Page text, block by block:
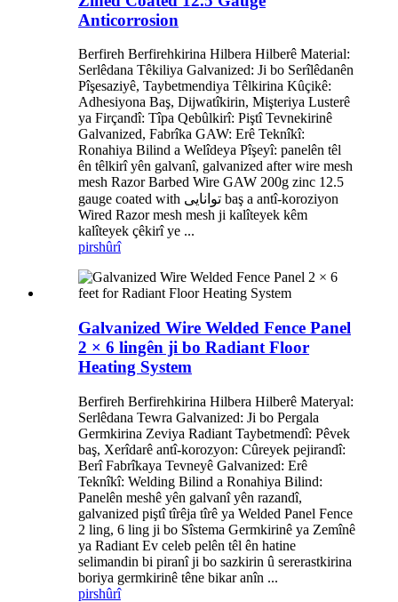
Anticorrosion
Berfireh Berfirehkirina Hilbera Hilberê Material:
Serlêdana Têkiliya Galvanized: Ji bo Serîlêdanên
Pîşesaziyê, Taybetmendiya Têlkirina Kûçikê:
Adhesiyona Baş, Dijwatîkirin, Mişteriya Lusterê
ya Firçandî: Tîpa Qebûlkirî: Piştî Tevnekirinê
Galvanized, Fabrîka GAW: Erê Teknîkî:
Ronahiya Bilind a Welîdeya Pîşeyî: panelên têl
ên têlkirî yên galvanî, galvanized after wire mesh
mesh Razor Barbed Wire GAW 200g zinc 12.5
gauge coated with توانایی baş a antî-koroziyon
Wired Razor mesh mesh ji kalîteyek kêm
kalîteyek çêkirî ye ...
pirshûrî
Galvanized Wire Welded Fence Panel
2 × 6 lingên ji bo Radiant Floor
Heating System
Berfireh Berfirehkirina Hilbera Hilberê Materyal:
Serlêdana Tewra Galvanized: Ji bo Pergala
Germkirina Zeviya Radiant Taybetmendî: Pêvek
baş, Xerîdarê antî-korozyon: Cûreyek pejirandî:
Berî Fabrîkaya Tevneyê Galvanized: Erê
Teknîkî: Welding Bilind a Ronahiya Bilind:
Panelên meshê yên galvanî yên razandî,
galvanized piştî tîrêja tîrê ya Welded Panel Fence
2 ling, 6 ling ji bo Sîstema Germkirinê ya Zemînê
ya Radiant Ev celeb pelên têl ên hatine
selimandin bi piranî ji bo sazkirin û sererastkirina
boriya germkirinê têne bikar anîn ...
pirshûrî